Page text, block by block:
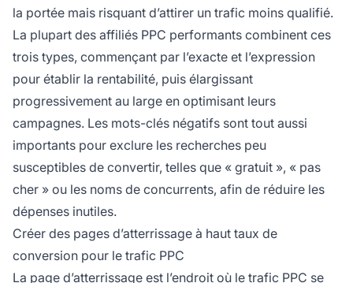
la portée mais risquant d’attirer un trafic moins qualifié.
La plupart des affiliés PPC performants combinent ces
trois types, commençant par l’exacte et l’expression
pour établir la rentabilité, puis élargissant
progressivement au large en optimisant leurs
campagnes. Les mots-clés négatifs sont tout aussi
importants pour exclure les recherches peu
susceptibles de convertir, telles que « gratuit », « pas
cher » ou les noms de concurrents, afin de réduire les
dépenses inutiles.
Créer des pages d’atterrissage à haut taux de
conversion pour le trafic PPC
La page d’atterrissage est l’endroit où le trafic PPC se